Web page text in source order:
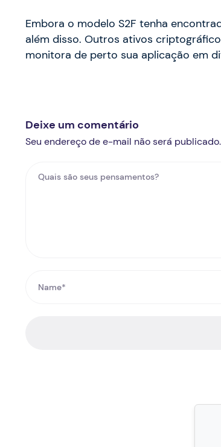
Embora o modelo S2F tenha
além disso. Outros ativos
monitora de perto sua aplicação em
Deixe um comentário
Seu endereço de e-mail não será